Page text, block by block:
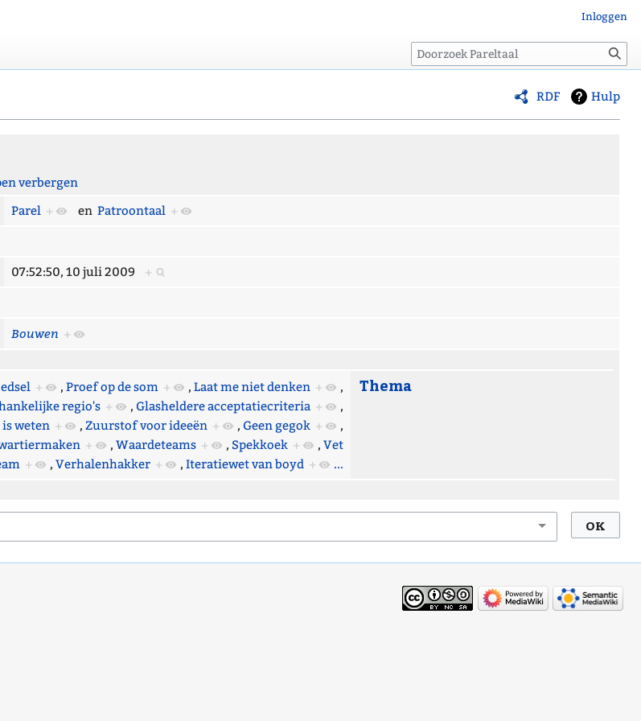
RDF Hulp
verbergen
Parel + en Patroontaal +
07:52:50, 10 juli 2009 +
Bouwen +
+ , Proef op de som + , Laat me niet denken +
,
regio's + , Glasheldere acceptatiecriteria +
,
is weten + , Zuurstof voor ideeën + , Geen gegok +
,
+ , Waardeteams + , Spekkoek + , Vet
+ , Verhalenhakker + , Iteratiewet van boyd + ...
Thema
Inloggen
Zoeken